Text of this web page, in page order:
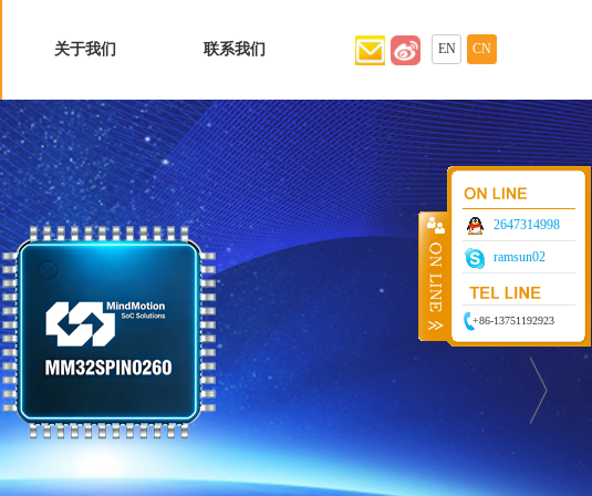
关于我们 联系我们 EN CN
2647314998
ramsun02
+86-13751192923